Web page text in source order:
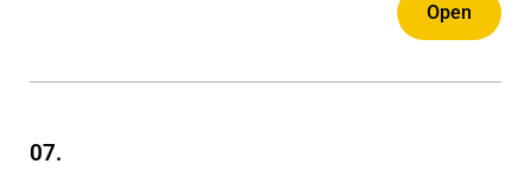
Open
07.